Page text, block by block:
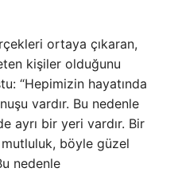
ortaya çıkaran,
kişiler olduğunu
“Hepimizin hayatında
vardır. Bu nedenle
ayrı bir yeri vardır. Bir
böyle güzel
nedenle